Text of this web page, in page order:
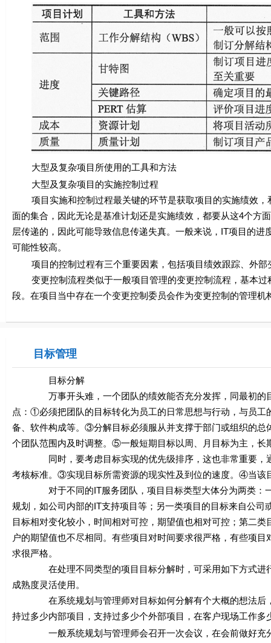
大型及复杂项目所使用的工具和方法
大型及复杂项目的实施控制过程
项目实施和控制过程最关键的环节是获取项目的实施绩效，
面的集合，因此无论是基准计划还是实施绩效，都要从这4个方
层传递的，因此可能导致信息传递失真。一般来说，IT项目的
可能性较高。
项目的控制过程有三个重要因素，包括项目绩效跟踪、外部
变更控制流程类似于一般项目管理的变更控制流程，基本过
段。在项目当中存在一个变更控制委员会作为变更控制的管理
目标管理
目标分解
万事开头难，一个团队的绩效能否充分发挥，同最初的目
点：①必须把团队的目标转化为员工的日常思想与行动，与员
备、软件构成等。③分解目标必须服从并支撑于部门或组织的
个团队范围内及时调整。⑤一般短期目标以周、月目标为主，长
同时，要考虑目标实现的优先级排序，这也非常重要，通
考核标准。③实现目标所需资源的现实性及到位的速度。④当
对于不同的IT服务团队，项目目标类型大体分为两类：一
规划，如公司内部的IT支持项目等；另一类项目的目标来自公
目标相对变化较小，时间相对可控，期望值也相对可控；第二
户的期望值也不尽相同。有些项目对时间要求很严格，有些项
求很严格。
在处理不同类型的项目目标分解时，可采用如下方式进行
成熟度灵活使用。
在系统规划与管理师对目标如何分解有个大概的想法后，
持过多少内部项目，支持过多少个外部项目，在客户现场工作
一般系统规划与管理师会召开一次会议，在会前做好充分